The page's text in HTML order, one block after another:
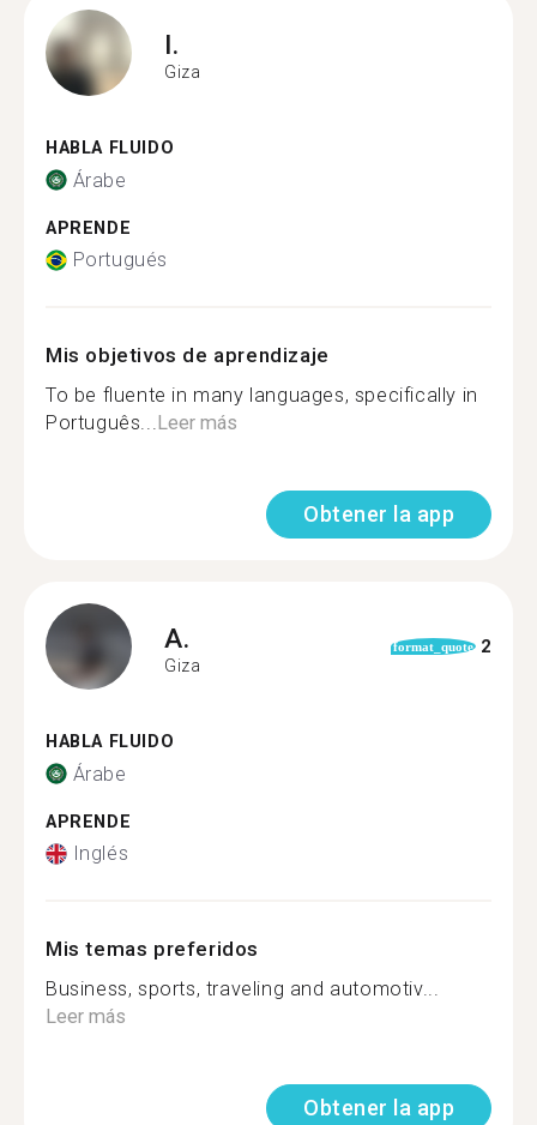
I.
Giza
HABLA FLUIDO
Árabe
APRENDE
Portugués
Mis objetivos de aprendizaje
To be fluente in many languages, specifically in
Português...Leer más
Obtener la app
A.
Giza
format_quote 2
HABLA FLUIDO
Árabe
APRENDE
Inglés
Mis temas preferidos
Business, sports, traveling and automotiv...
Leer más
Obtener la app